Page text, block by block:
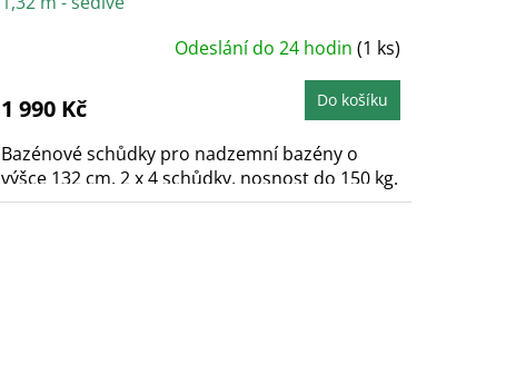
Odeslání do 24 hodin (1 ks)
1 990 Kč Do košíku
Bazénové schůdky pro nadzemní bazény o
výšce 132 cm. 2 x 4 schůdky, nosnost do 150 kg.